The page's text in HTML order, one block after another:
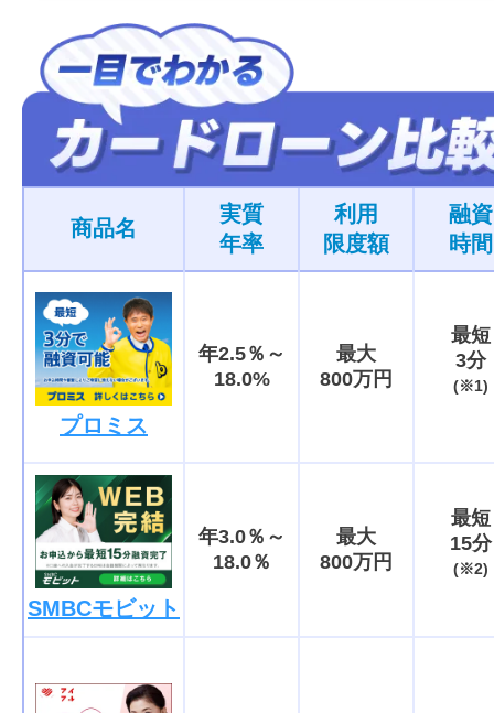
商品名
実質
年率
利用
限度額
融資
時間
プロミス
年2.5％～
18.0%
最大
800万円
最短
3分
(※1)
SMBCモビット
年3.0％～
18.0％
最大
800万円
最短
15分
(※2)